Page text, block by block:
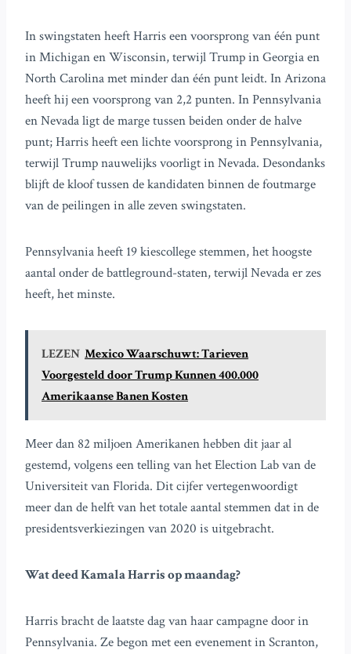
In swingstaten heeft Harris een voorsprong van één punt
in Michigan en Wisconsin, terwijl Trump in Georgia en
North Carolina met minder dan één punt leidt. In Arizona
heeft hij een voorsprong van 2,2 punten. In Pennsylvania
en Nevada ligt de marge tussen beiden onder de halve
punt; Harris heeft een lichte voorsprong in Pennsylvania,
terwijl Trump nauwelijks voorligt in Nevada. Desondanks
blijft de kloof tussen de kandidaten binnen de foutmarge
van de peilingen in alle zeven swingstaten.
Pennsylvania heeft 19 kiescollege stemmen, het hoogste
aantal onder de battleground-staten, terwijl Nevada er zes
heeft, het minste.
LEZEN Mexico Waarschuwt: Tarieven
Voorgesteld door Trump Kunnen 400.000
Amerikaanse Banen Kosten
Meer dan 82 miljoen Amerikanen hebben dit jaar al
gestemd, volgens een telling van het Election Lab van de
Universiteit van Florida. Dit cijfer vertegenwoordigt
meer dan de helft van het totale aantal stemmen dat in de
presidentsverkiezingen van 2020 is uitgebracht.
Wat deed Kamala Harris op maandag?
Harris bracht de laatste dag van haar campagne door in
Pennsylvania. Ze begon met een evenement in Scranton,